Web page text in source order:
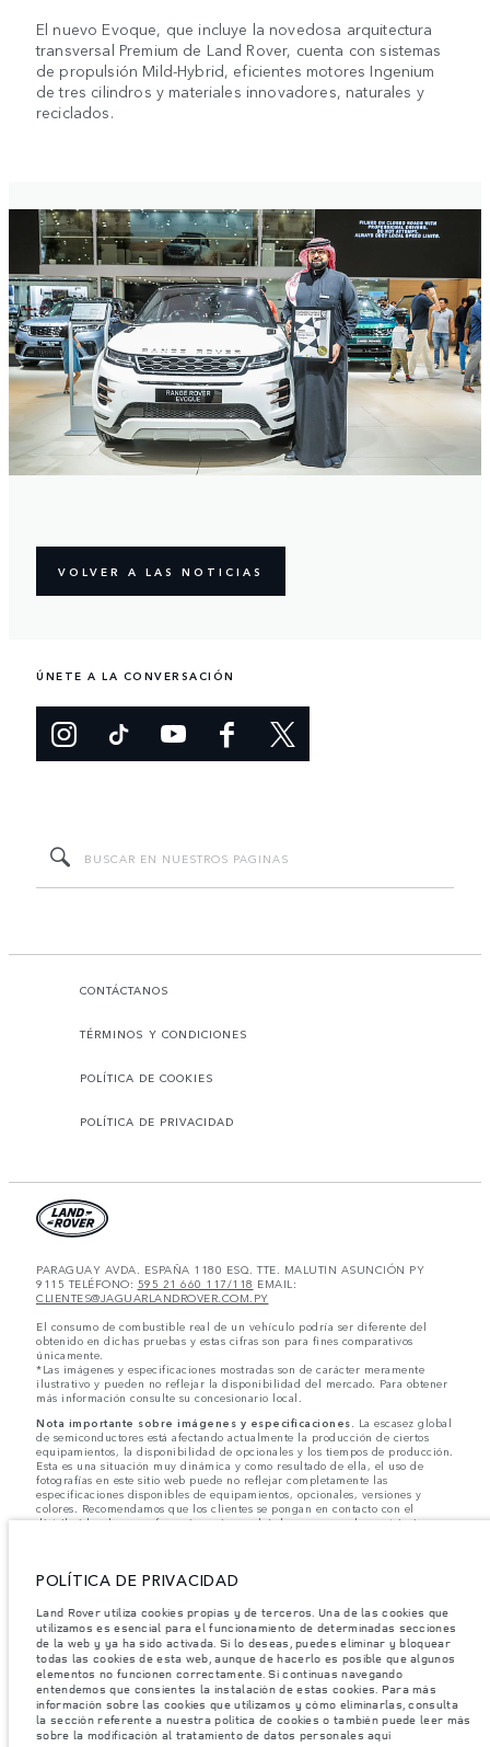
El nuevo Evoque, que incluye la novedosa arquitectura
transversal Premium de Land Rover, cuenta con sistemas
de propulsión Mild-Hybrid, eficientes motores Ingenium
de tres cilindros y materiales innovadores, naturales y
reciclados.
VOLVER A LAS NOTICIAS
ÚNETE A LA CONVERSACIÓN
CONTÁCTANOS
TÉRMINOS Y CONDICIONES
POLÍTICA DE COOKIES
POLÍTICA DE PRIVACIDAD
PARAGUAY AVDA. ESPAÑA 1180 ESQ. TTE. MALUTIN ASUNCIÓN PY
9115 TELÉFONO: 595 21 660 117/118 EMAIL:
CLIENTES@JAGUARLANDROVER.COM.PY
El consumo de combustible real de un vehículo podría ser diferente del
obtenido en dichas pruebas y estas cifras son para fines comparativos
únicamente.
*Las imágenes y especificaciones mostradas son de carácter meramente
ilustrativo y pueden no reflejar la disponibilidad del mercado. Para obtener
más información consulte su concesionario local.
Nota importante sobre imágenes y especificaciones. La escasez global
de semiconductores está afectando actualmente la producción de ciertos
equipamientos, la disponibilidad de opcionales y los tiempos de producción.
Esta es una situación muy dinámica y como resultado de ella, el uso de
fotografías en este sitio web puede no reflejar completamente las
especificaciones disponibles de equipamientos, opcionales, versiones y
colores. Recomendamos que los clientes se pongan en contacto con el
distribuidor de su preferencia, quien podrá dar a conocer las restricciones
Jaguar Land Rover Limited busca constantemente nuevas formas de mejorar
accesorios, por lo que se producen modificaciones de forma continua y sin
previo aviso. Según el modelo, algunas funciones serán opcionales o
vendrán incluidas de serie. La información, las especificaciones, los motores
y los colores que aparecen en esta página web se basan en las
especificaciones europeas. Estos pueden variar en función del mercado y
pueden ser modificados sin previo aviso. Algunos vehículos se muestran con
equipamiento opcional y accesorios originales que pueden no estar
disponibles en todos los mercados. Ponte en contacto con tu concesionario
local para consultar disponibilidad y precios.
POLÍTICA DE PRIVACIDAD
Land Rover utiliza cookies propias y de terceros. Una de las cookies que
utilizamos es esencial para el funcionamiento de determinadas secciones
de la web y ya ha sido activada. Si lo deseas, puedes eliminar y bloquear
todas las cookies de esta web, aunque de hacerlo es posible que algunos
elementos no funcionen correctamente. Si continuas navegando
entendemos que consientes la instalación de estas cookies. Para más
información sobre las cookies que utilizamos y cómo eliminarlas, consulta
la sección referente a nuestra política de cookies o también puede leer más
sobre la modificación al tratamiento de datos personales aquí